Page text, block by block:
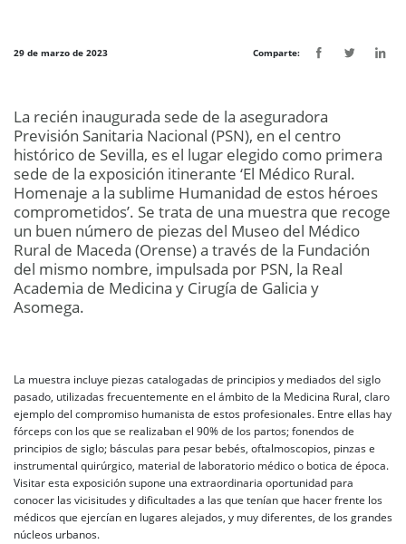
29 de marzo de 2023 Comparte:
La recién inaugurada sede de la aseguradora
Previsión Sanitaria Nacional (PSN), en el centro
histórico de Sevilla, es el lugar elegido como primera
sede de la exposición itinerante ‘El Médico Rural.
Homenaje a la sublime Humanidad de estos héroes
comprometidos’. Se trata de una muestra que recoge
un buen número de piezas del Museo del Médico
Rural de Maceda (Orense) a través de la Fundación
del mismo nombre, impulsada por PSN, la Real
Academia de Medicina y Cirugía de Galicia y
Asomega.
La muestra incluye piezas catalogadas de principios y mediados del siglo
pasado, utilizadas frecuentemente en el ámbito de la Medicina Rural, claro
ejemplo del compromiso humanista de estos profesionales. Entre ellas hay
fórceps con los que se realizaban el 90% de los partos; fonendos de
principios de siglo; básculas para pesar bebés, oftalmoscopios, pinzas e
instrumental quirúrgico, material de laboratorio médico o botica de época.
Visitar esta exposición supone una extraordinaria oportunidad para
conocer las vicisitudes y dificultades a las que tenían que hacer frente los
médicos que ejercían en lugares alejados, y muy diferentes, de los grandes
núcleos urbanos.